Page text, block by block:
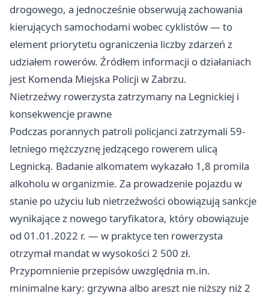
drogowego, a jednocześnie obserwują zachowania
kierujących samochodami wobec cyklistów — to
element priorytetu ograniczenia liczby zdarzeń z
udziałem rowerów. Źródłem informacji o działaniach
jest Komenda Miejska Policji w Zabrzu.
Nietrzeźwy rowerzysta zatrzymany na Legnickiej i
konsekwencje prawne
Podczas porannych patroli policjanci zatrzymali 59-
letniego mężczyznę jedzącego rowerem ulicą
Legnicką. Badanie alkomatem wykazało 1,8 promila
alkoholu w organizmie. Za prowadzenie pojazdu w
stanie po użyciu lub nietrzeźwości obowiązują sankcje
wynikające z nowego taryfikatora, który obowiązuje
od 01.01.2022 r. — w praktyce ten rowerzysta
otrzymał mandat w wysokości 2 500 zł.
Przypomnienie przepisów uwzględnia m.in.
minimalne kary: grzywna albo areszt nie niższy niż 2